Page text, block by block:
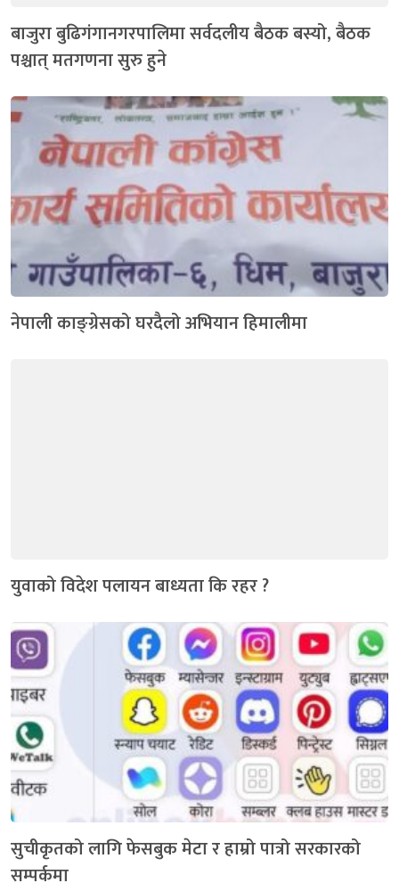
बाजुरा बुढिगंगानगरपालिमा सर्वदलीय बैठक बस्यो, बैठक
पश्चात् मतगणना सुरु हुने
नेपाली काङ्ग्रेसको घरदैलो अभियान हिमालीमा
युवाको विदेश पलायन बाध्यता कि रहर ?
सुचीकृतको लागि फेसबुक मेटा र हाम्रो पात्रो सरकारको
सम्पर्कमा